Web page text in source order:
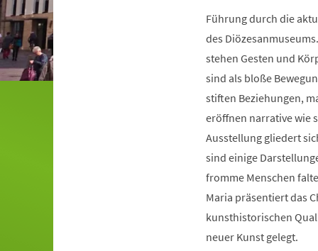
Führung durch die
des
stehen Gesten und
sind als bloße
stiften Beziehungen,
eröffnen narrative wie
Ausstellung gliedert
sind einige
fromme Menschen
Maria präsentiert das
kunsthistorischen
neuer Kunst gelegt.